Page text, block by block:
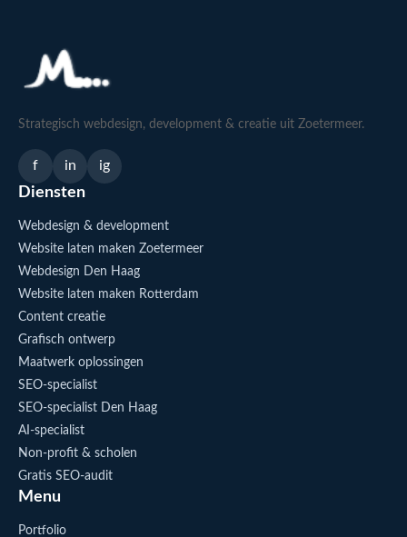
Strategisch webdesign, development & creatie uit Zoetermeer.
f in ig
Diensten
Webdesign & development
Website laten maken Zoetermeer
Webdesign Den Haag
Website laten maken Rotterdam
Content creatie
Grafisch ontwerp
Maatwerk oplossingen
SEO-specialist
SEO-specialist Den Haag
AI-specialist
Non-profit & scholen
Gratis SEO-audit
Menu
Portfolio